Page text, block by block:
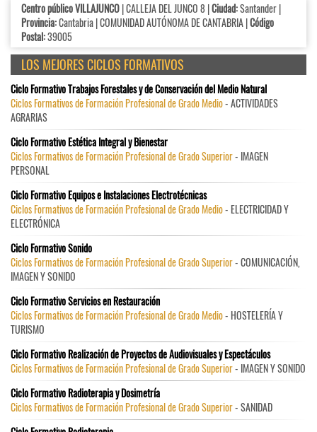
Centro público VILLAJUNCO| CALLEJA DEL JUNCO 8 |Ciudad:Santander |
Provincia:Cantabria | COMUNIDAD AUTÓNOMA DE CANTABRIA |Código
Postal:39005
LOS MEJORES CICLOS FORMATIVOS
Ciclo Formativo Trabajos Forestales y de Conservación del Medio Natural
Ciclos Formativos de Formación Profesional de Grado Medio- ACTIVIDADES
AGRARIAS
Ciclo Formativo Estética Integral y Bienestar
Ciclos Formativos de Formación Profesional de Grado Superior- IMAGEN
PERSONAL
Ciclo Formativo Equipos e Instalaciones Electrotécnicas
Ciclos Formativos de Formación Profesional de Grado Medio- ELECTRICIDAD Y
ELECTRÓNICA
Ciclo Formativo Sonido
Ciclos Formativos de Formación Profesional de Grado Superior- COMUNICACIÓN,
IMAGEN Y SONIDO
Ciclo Formativo Servicios en Restauración
Ciclos Formativos de Formación Profesional de Grado Medio- HOSTELERÍA Y
TURISMO
Ciclo Formativo Realización de Proyectos de Audiovisuales y Espectáculos
Ciclos Formativos de Formación Profesional de Grado Superior- IMAGEN Y SONIDO
Ciclo Formativo Radioterapia y Dosimetría
Ciclos Formativos de Formación Profesional de Grado Superior- SANIDAD